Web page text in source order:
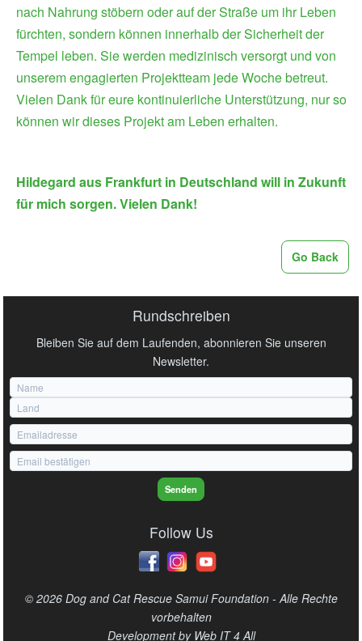
nach Nahrung stöbern oder auf der Straße um ihr Leben
fürchten, sondern können innerhalb der Sicherheit der
Tempel leben. Sie werden medizinisch versorgt und von
unserem engagierten Projektteam jede Woche betreut.
Vielen Dank für eure kontinuierliche Unterstützung, nur so
können wir dieses Projekt am Leben erhalten.
Hildegard aus Frankfurt in Deutschland will in Zukunft
für mich sorgen. Vielen Dank!
Go Back
Rundschreiben
Bleiben Sie auf dem Laufenden, abonnieren Sie unseren
Newsletter.
Senden
Follow Us
© 2026 Dog and Cat Rescue Samui Foundation - Alle Rechte
vorbehalten
Development by Web IT 4 All